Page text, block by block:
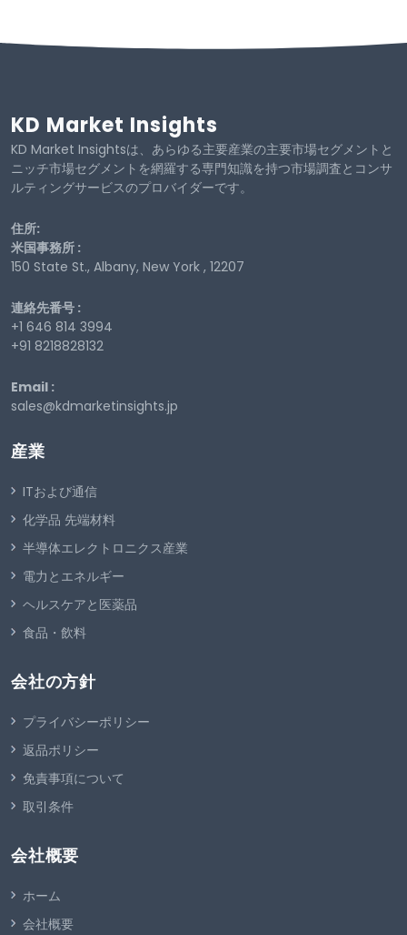
KD Market Insights
KD Market Insightsは、あらゆる主要産業の主要市場セグメントと
ニッチ市場セグメントを網羅する専門知識を持つ市場調査とコンサ
ルティングサービスのプロバイダーです。
住所:
米国事務所 :
150 State St., Albany, New York , 12207
連絡先番号 :
+1 646 814 3994
+91 8218828132
Email :
sales@kdmarketinsights.jp
産業
ITおよび通信
化学品 先端材料
半導体エレクトロニクス産業
電力とエネルギー
ヘルスケアと医薬品
食品・飲料
会社の方針
プライバシーポリシー
返品ポリシー
免責事項について
取引条件
会社概要
ホーム
会社概要